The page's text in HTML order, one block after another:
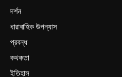
দর্শন
ধারাবাহিক উপন্যাস
প্রবন্ধ
কথকতা
ইতিহাস